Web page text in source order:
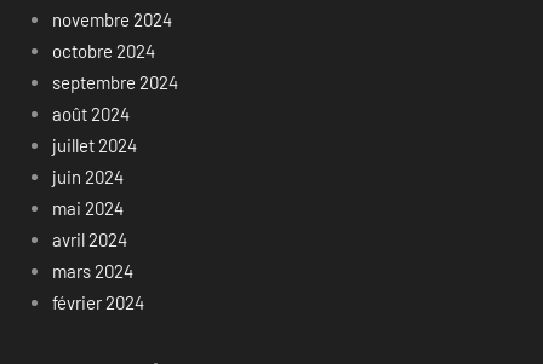
novembre 2024
octobre 2024
septembre 2024
août 2024
juillet 2024
juin 2024
mai 2024
avril 2024
mars 2024
février 2024